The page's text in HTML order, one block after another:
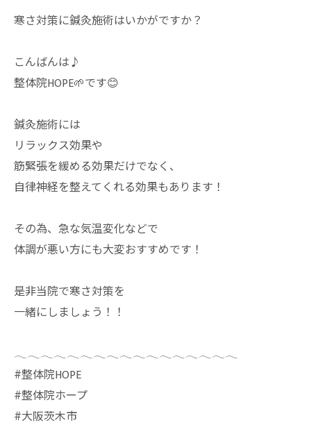
寒さ対策に鍼灸施術はいかがですか？
こんばんは♪
整体院HOPE🌱です😊
鍼灸施術には
リラックス効果や
筋緊張を緩める効果だけでなく、
自律神経を整えてくれる効果もあります！
その為、急な気温変化などで
体調が悪い方にも大変おすすめです！
是非当院で寒さ対策を
一緒にしましょう！！
𓂃𓂃𓂃𓂃𓂃𓂃𓂃𓂃𓂃𓂃𓂃𓂃𓂃𓂃𓂃𓂃𓂃
⁡#整体院HOPE
#整体院ホープ
#大阪茨木市